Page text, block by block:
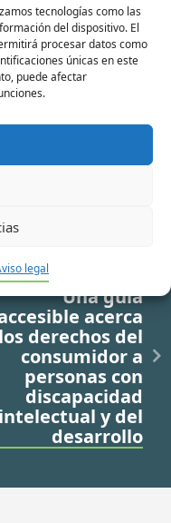
tecnologías como las
del dispositivo. El
procesar datos como
únicas en este
puede afectar
legal
Ir a noticia siguiente
Una guía
acerca
los derechos del
consumidor a
personas con
discapacidad
intelectual y del
desarrollo